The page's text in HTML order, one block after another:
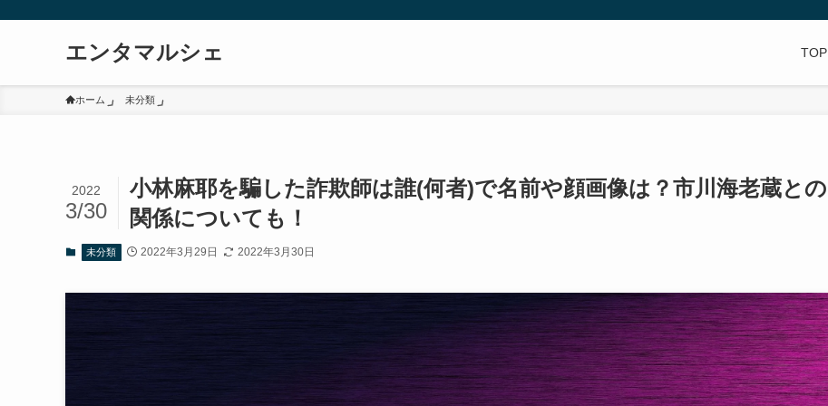
エンタマルシェ TOP
ホーム 未分類
小林麻耶を騙した詐欺師は誰(何者)で名前や顔画像は？市川海老蔵との
関係についても！
2022
3/30
未分類 2022年3月29日 2022年3月30日